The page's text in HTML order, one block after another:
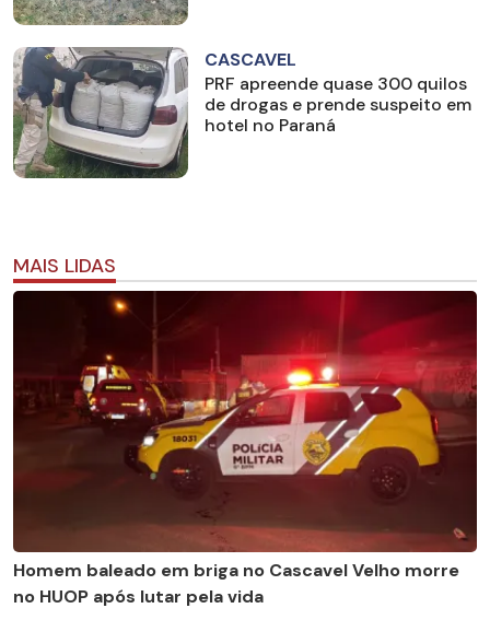
CASCAVEL
PRF apreende quase 300 quilos
de drogas e prende suspeito em
hotel no Paraná
MAIS LIDAS
Homem baleado em briga no Cascavel Velho morre
no HUOP após lutar pela vida